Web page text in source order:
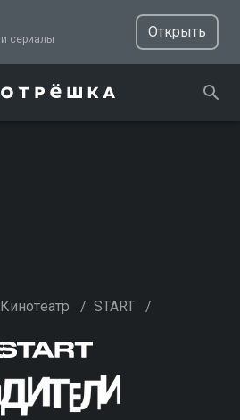
ТВ, фильмы и сериалы
Открыть
Кинотеатр / START /